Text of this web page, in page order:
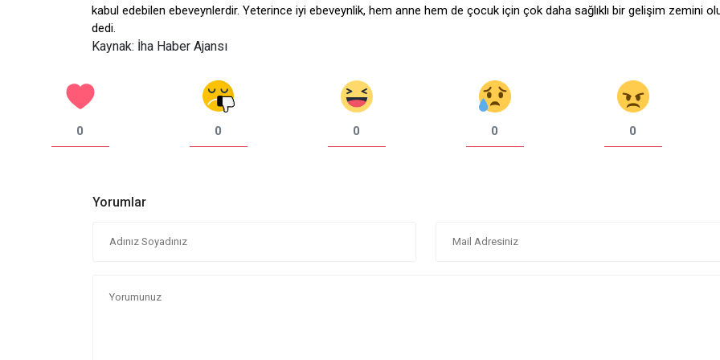
kabul edebilen ebeveynlerdir. Yeterince iyi ebeveynlik, hem anne hem de çocuk için çok daha sağlıklı bir gelişim zemini
dedi.
Kaynak: İha Haber Ajansı
0 0 0 0 0
Yorumlar